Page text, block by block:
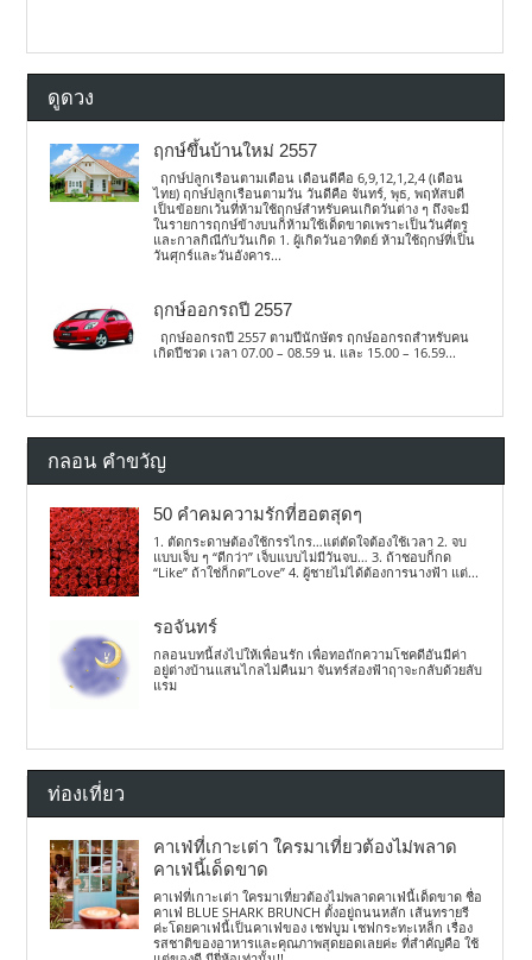
ดูดวง
ฤกษ์ขึ้นบ้านใหม่ 2557
ฤกษ์ปลูกเรือนตามเดือน เดือนดีคือ 6,9,12,1,2,4 (เดือน
ไทย) ฤกษ์ปลูกเรือนตามวัน วันดีคือ จันทร์, พุธ, พฤหัสบดี
เป็นข้อยกเว้นที่ห้ามใช้ฤกษ์สำหรับคนเกิดวันต่าง ๆ ถึงจะมี
ในรายการฤกษ์ข้างบนก็ห้ามใช้เด็ดขาดเพราะเป็นวันศัตรู
และกาลกิณีกับวันเกิด 1. ผู้เกิดวันอาทิตย์ ห้ามใช้ฤกษ์ที่เป็น
วันศุกร์และวันอังคาร...
ฤกษ์ออกรถปี 2557
ฤกษ์ออกรถปี 2557 ตามปีนักษัตร ฤกษ์ออกรถสำหรับคน
เกิดปีชวด เวลา 07.00 – 08.59 น. และ 15.00 – 16.59...
กลอน คำขวัญ
50 คำคมความรักที่ฮอตสุดๆ
1. ตัดกระดาษต้องใช้กรรไกร…แต่ตัดใจต้องใช้เวลา 2. จบ
แบบเจ็บ ๆ “ดีกว่า” เจ็บแบบไม่มีวันจบ… 3. ถ้าชอบก็กด
“Like” ถ้าใช่ก็กด”Love” 4. ผู้ชายไม่ได้ต้องการนางฟ้า แต่...
รอจันทร์
กลอนบทนี้ส่งไปให้เพื่อนรัก เพื่อทอถักความโชคดีอันมีค่า
อยู่ต่างบ้านแสนไกลไม่คืนมา จันทร์ส่องฟ้าฤาจะกลับด้วยลับ
แรม
ท่องเที่ยว
คาเฟ่ที่เกาะเต่า ใครมาเที่ยวต้องไม่พลาด
คาเฟ่นี้เด็ดขาด
คาเฟ่ที่เกาะเต่า ใครมาเที่ยวต้องไม่พลาดคาเฟ่นี้เด็ดขาด ชื่อ
คาเฟ่ BLUE SHARK BRUNCH ตั้งอยู่ถนนหลัก เส้นทรายรี
ค่ะโดยคาเฟ่นี้เป็นคาเฟ่ของ เชฟบูม เชฟกระทะเหล็ก เรื่อง
รสชาติของอาหารและคุณภาพสุดยอดเลยค่ะ ที่สำคัญคือ ใช้